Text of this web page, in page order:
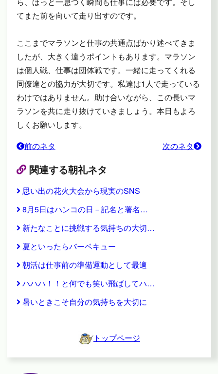
てまた前を向いて走り出すのです。
ここまでマラソンと仕事の共通点ばかり述べてきま
したが、大きく違うポイントもあります。マラソン
は個人戦、仕事は団体戦です。一緒に走ってくれる
同僚達との協力が大切です。私達は1人で走っている
わけではありません。助け合いながら、この長いマ
ラソンを共に走り抜けていきましょう。本日もよろ
しくお願いします。
前のネタ
次のネタ
関連する朝礼ネタ
思い出の花火大会から現実のSNS
8月5日はハンコの日－記名と署名…
新たなことに挑戦する気持ちの大切…
夏といったらバーベキュー
朝活は仕事前の準備運動として最適
ハハハ！！と何でも笑い飛ばしてハ…
暑いときこそ自分の気持ちを大切に
トップページ